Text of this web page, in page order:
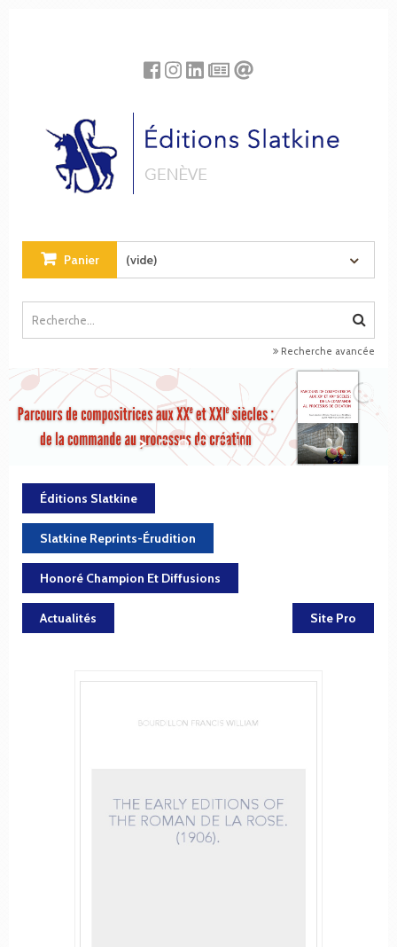
Panier (vide)
Recherche avancée
Éditions Slatkine
Slatkine Reprints-Érudition
Honoré Champion Et Diffusions
Actualités Site Pro